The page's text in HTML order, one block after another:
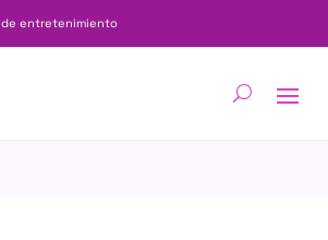
entretenimiento